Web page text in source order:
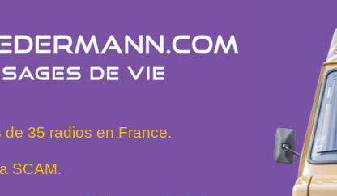
35 radios en France.
SCAM.